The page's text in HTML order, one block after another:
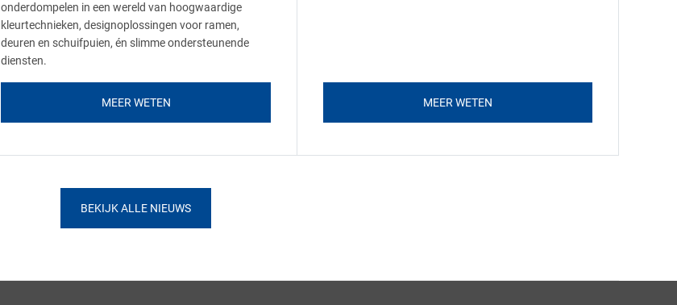
onderdompelen in een wereld van hoogwaardige
kleurtechnieken, designoplossingen voor ramen,
deuren en schuifpuien, én slimme ondersteunende
diensten.
MEER WETEN MEER WETEN
BEKIJK ALLE NIEUWS